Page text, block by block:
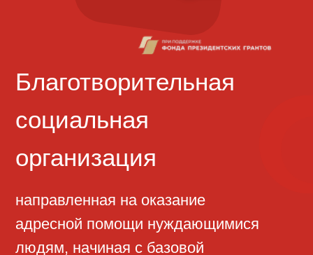
направленная на оказание
адресной помощи нуждающимися
потребности —